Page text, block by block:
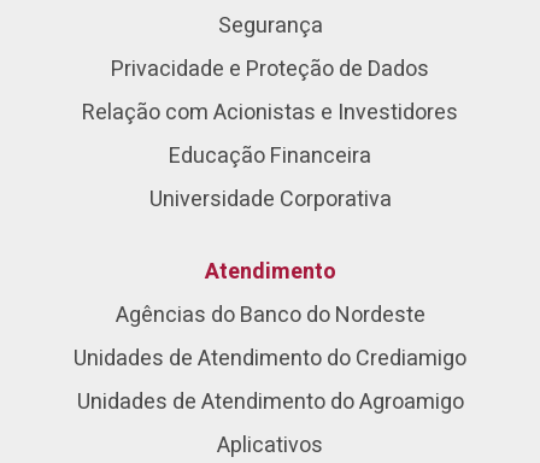
Segurança
Privacidade e Proteção de Dados
Relação com Acionistas e Investidores
Educação Financeira
Universidade Corporativa
Atendimento
Agências do Banco do Nordeste
Unidades de Atendimento do Crediamigo
Unidades de Atendimento do Agroamigo
Aplicativos